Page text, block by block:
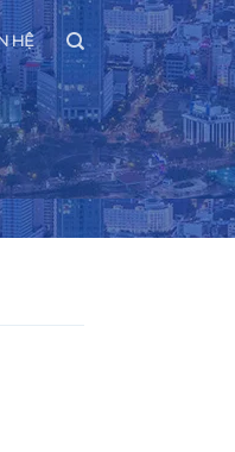
HỆ